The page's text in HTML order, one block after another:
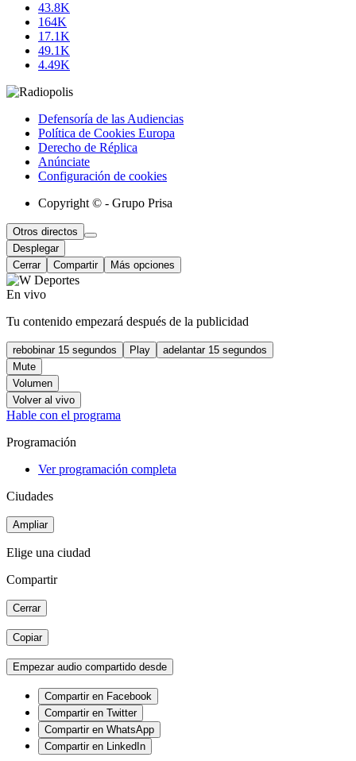
43.8K
164K
17.1K
49.1K
4.49K
Defensoría de las Audiencias
Política de Cookies Europa
Derecho de Réplica
Anúnciate
Configuración de cookies
Copyright © - Grupo Prisa
Otros directos
Desplegar
Cerrar
Compartir Más opciones
En vivo
Tu contenido empezará después de la publicidad
rebobinar 15 segundos Play
adelantar 15 segundos
Mute
Volumen
Volver al vivo
Hable con el programa
Programación
Ver programación completa
Ciudades
Ampliar
Elige una ciudad
Compartir
Cerrar
Copiar
Empezar audio compartido desde
Compartir en Facebook
Compartir en Twitter
Compartir en WhatsApp
Compartir en LinkedIn